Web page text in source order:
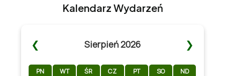
Kalendarz Wydarzeń
❮ Sierpień 2026 ❯
PN WT ŚR CZ PT SO ND